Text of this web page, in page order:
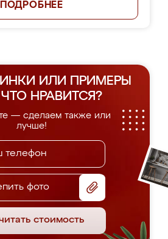
ПОДРОБНЕЕ
ИЛИ ПРИМЕРЫ
ЧТО НРАВИТСЯ?
— сделаем также или
лучше!
фото
стоимость